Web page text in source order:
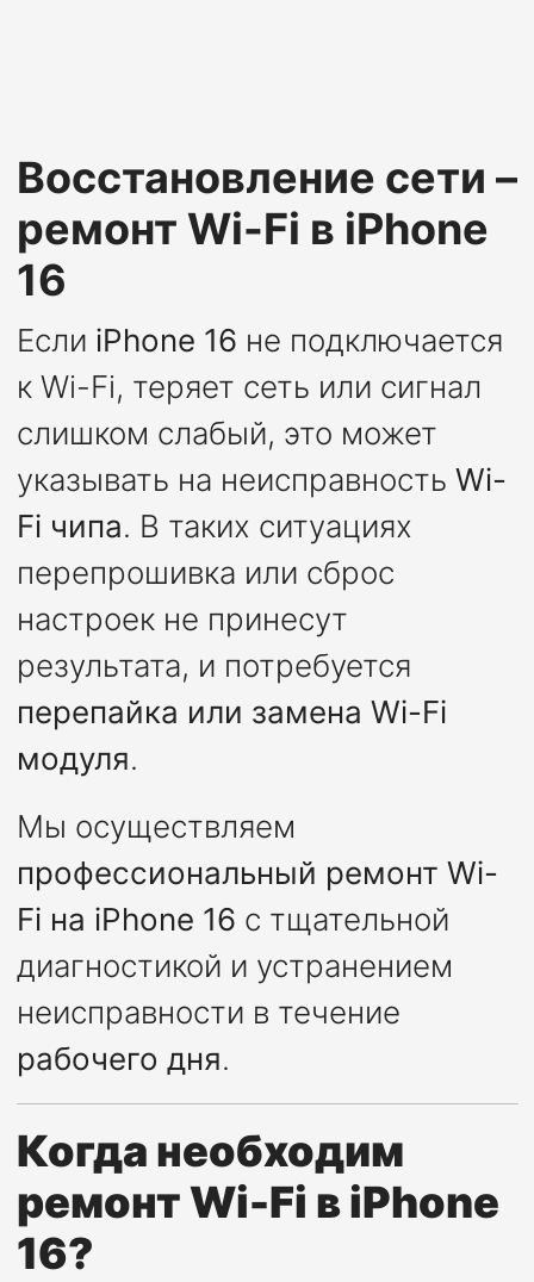
Восстановление сети –
ремонт Wi-Fi в iPhone
16
Если iPhone 16 не подключается
к Wi-Fi, теряет сеть или сигнал
слишком слабый, это может
указывать на неисправность Wi-
Fi чипа. В таких ситуациях
перепрошивка или сброс
настроек не принесут
результата, и потребуется
перепайка или замена Wi-Fi
модуля.
Мы осуществляем
профессиональный ремонт Wi-
Fi на iPhone 16 с тщательной
диагностикой и устранением
неисправности в течение
рабочего дня.
Когда необходим
ремонт Wi-Fi в iPhone
16?